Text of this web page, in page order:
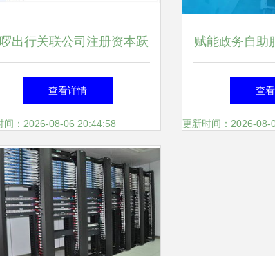
出行关联公司注册资本跃
至45亿，大幅增长50%反映
经济战略与技术服务升级
查看详情
间：2026-08-06 20:44:58
赋能政务自助
工控以国产化
智慧
查
更新时间：2026-08-